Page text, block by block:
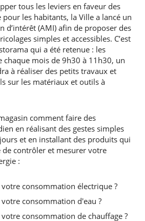
tous les leviers en faveur des
pour les habitants, la Ville a lancé un
d’intérêt (AMI) afin de proposer des
simples et accessibles. C’est
qui a été retenue : les
chaque mois de 9h30 à 11h30, un
à réaliser des petits travaux et
sur les matériaux et outils à
comment faire des
en réalisant des gestes simples
et en installant des produits qui
contrôler et mesurer votre
:
consommation électrique ?
consommation d'eau ?
consommation de chauffage ?